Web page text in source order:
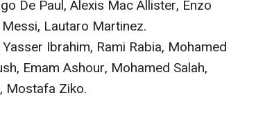
De Paul, Alexis Mac Allister, Enzo
Lautaro Martinez.
Ibrahim, Rami Rabia, Mohamed
Emam Ashour, Mohamed Salah,
Mostafa Ziko.